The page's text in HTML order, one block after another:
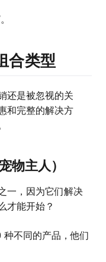
合类型
还是被忽视的关
和完整的解决方
物主人）
一，因为它们解决
才能开始？
不同的产品，他们